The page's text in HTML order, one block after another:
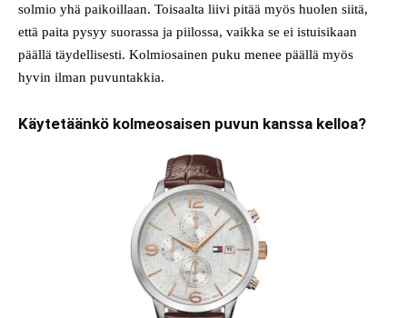
solmio yhä paikoillaan. Toisaalta liivi pitää myös huolen siitä,
että paita pysyy suorassa ja piilossa, vaikka se ei istuisikaan
päällä täydellisesti. Kolmiosainen puku menee päällä myös
hyvin ilman puvuntakkia.
Käytetäänkö kolmeosaisen puvun kanssa kelloa?